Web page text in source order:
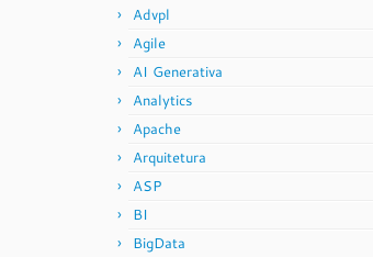
Advpl
Agile
AI Generativa
Analytics
Apache
Arquitetura
ASP
BI
BigData